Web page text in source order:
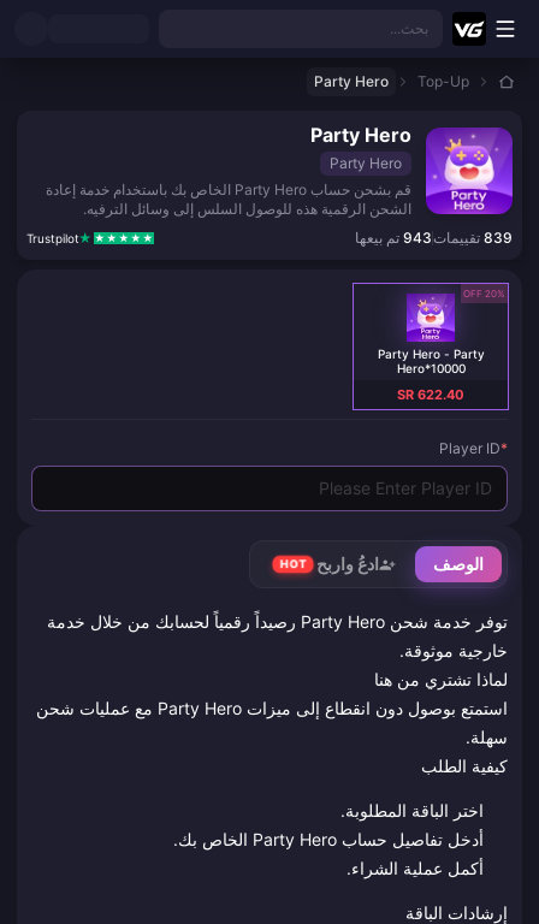
انتقل إلى المحتوى الرئيسي
بحث...
Top-Up
Party Hero
Party Hero
Party Hero
قم بشحن حساب Party Hero الخاص بك باستخدام خدمة إعادة
الشحن الرقمية هذه للوصول السلس إلى وسائل الترفيه.
839 تقييمات943 تم بيعها Trustpilot
الوصف ادعُ واربح HOT
توفر خدمة شحن Party Hero رصيداً رقمياً لحسابك من خلال خدمة
خارجية موثوقة.
لماذا تشتري من هنا
استمتع بوصول دون انقطاع إلى ميزات Party Hero مع عمليات شحن
سهلة.
كيفية الطلب
اختر الباقة المطلوبة.
أدخل تفاصيل حساب Party Hero الخاص بك.
أكمل عملية الشراء.
إرشادات الباقة
20% OFF
Party Hero - Party
Hero*10000
SR 622.40
*
Player ID